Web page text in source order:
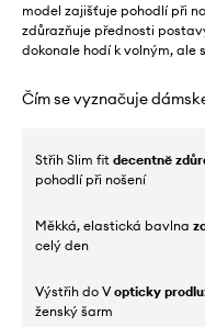
model zajišťuje pohodlí při
zdůrazňuje přednosti
dokonale hodí k volným, ale
Čím se vyznačuje
Střih Slim fit decentně
pohodlí při nošení
Měkká, elastická bavlna
celý den
Výstřih do Vopticky
ženský šarm